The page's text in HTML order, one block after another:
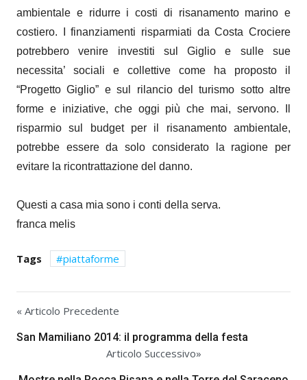
ambientale e ridurre i costi di risanamento marino e
costiero. I finanziamenti risparmiati da Costa Crociere
potrebbero venire investiti sul Giglio e sulle sue
necessita’ sociali e collettive come ha proposto il
“Progetto Giglio” e sul rilancio del turismo sotto altre
forme e iniziative, che oggi più che mai, servono. Il
risparmio sul budget per il risanamento ambientale,
potrebbe essere da solo considerato la ragione per
evitare la ricontrattazione del danno.
Questi a casa mia sono i conti della serva.
franca melis
Tags piattaforme
« Articolo Precedente
San Mamiliano 2014: il programma della festa
Articolo Successivo»